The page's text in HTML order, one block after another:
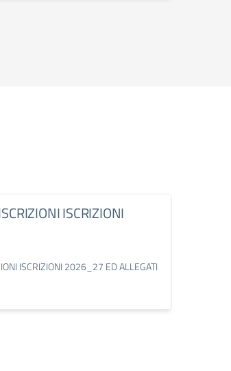
ISCRIZIONI
ISCRIZIONI 2026_27 ED ALLEGATI